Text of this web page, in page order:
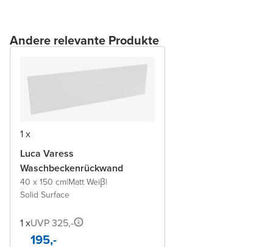
Andere relevante Produkte
1 x
Luca Varess
Waschbeckenrückwand
40 x 150 cm|Matt Weiβ|
Solid Surface
1 xUVP 325,-
195,-